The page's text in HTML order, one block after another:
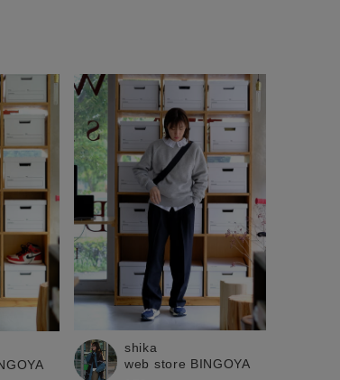
BINGOYA
無料公式アプリダウンロード
限定
し含む
shika
web store BINGOYA